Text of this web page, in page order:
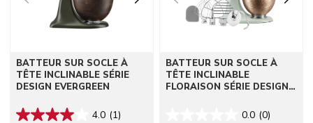
BATTEUR SUR SOCLE À
TÊTE INCLINABLE SÉRIE
DESIGN EVERGREEN
4.0 (1)
BATTEUR SUR SOCLE À
TÊTE INCLINABLE
FLORAISON SÉRIE DESIGN
0.0 (0)